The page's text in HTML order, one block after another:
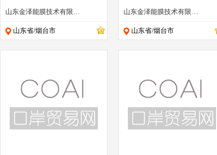
山东金泽能膜技术有限公司
山东省/烟台市
山东金泽能膜技术有限公司
山东省/烟台市